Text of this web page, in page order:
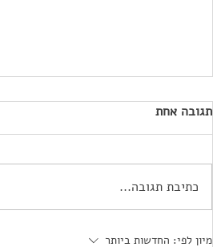
צניעות היא הסטייל החדש:
תגובה אחת
כתיבת תגובה...
מיון לפי: החדשות ביותר